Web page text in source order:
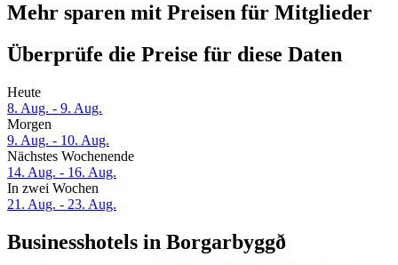
Mehr sparen mit Preisen für Mitglieder
Überprüfe die Preise für diese Daten
Heute
8. Aug. - 9. Aug.
Morgen
9. Aug. - 10. Aug.
Nächstes Wochenende
14. Aug. - 16. Aug.
In zwei Wochen
21. Aug. - 23. Aug.
Businesshotels in Borgarbyggð